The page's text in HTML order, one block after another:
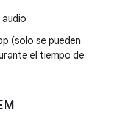
(solo se pueden
el tiempo de